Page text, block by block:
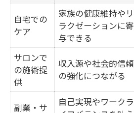
自宅での
ケア
家族の健康維持やリ
ラクゼーションに寄
与できる
サロンで
の施術提
供
収入源や社会的信頼
の強化につながる
副業・サ
自己実現やワークラ